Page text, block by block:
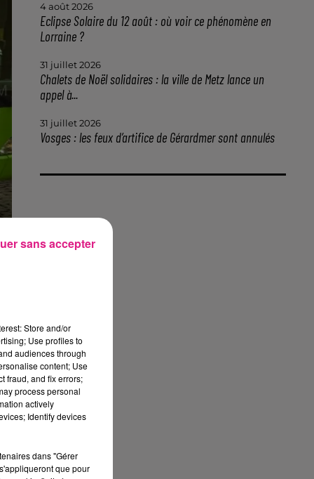
4 août 2026
Eclipse Solaire du 12 août : où voir ce phénomène en
Lorraine ?
31 juillet 2026
Chalets de Noël solidaires : la ville de Metz lance un
appel à...
31 juillet 2026
Vosges : les feux d’artifice de Gérardmer sont annulés
Store and/or
Use profiles to
audiences through
content; Use
fraud, and fix errors;
process personal
actively
Identify devices
dans "Gérer
que pour
sans accepter